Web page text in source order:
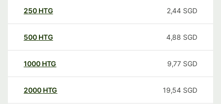
250 HTG 2,44 SGD
500 HTG 4,88 SGD
1000 HTG 9,77 SGD
2000 HTG 19,54 SGD